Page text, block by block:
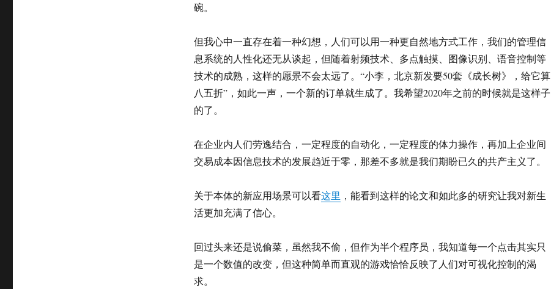
碗。
但我心中一直存在着一种幻想，人们可以用一种更自然地方式工作，我们的管理信
息系统的人性化还无从谈起，但随着射频技术、多点触摸、图像识别、语音控制等
技术的成熟，这样的愿景不会太远了。“小李，北京新发要50套《成长树》，给它算
八五折”，如此一声，一个新的订单就生成了。我希望2020年之前的时候就是这样子
的了。
在企业内人们劳逸结合，一定程度的自动化，一定程度的体力操作，再加上企业间
交易成本因信息技术的发展趋近于零，那差不多就是我们期盼已久的共产主义了。
关于本体的新应用场景可以看这里 ，能看到这样的论文和如此多的研究让我对新生
活更加充满了信心。
回过头来还是说偷菜，虽然我不偷，但作为半个程序员，我知道每一个点击其实只
是一个数值的改变，但这种简单而直观的游戏恰恰反映了人们对可视化控制的渴
求。